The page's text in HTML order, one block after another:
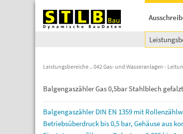
Leistungsbereiche 042 Gas- und Wasseranlagen -
Balgengaszähler Gas 0,5bar Stahlblech
BalgengaszählerDIN EN 1359 mit
Betriebsüberdruck bis0,5 bar, Gehäuseaus